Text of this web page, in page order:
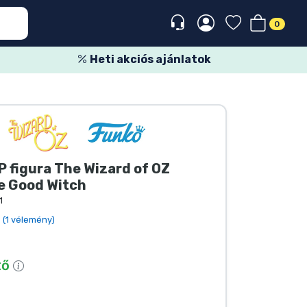
0
Heti akciós ajánlatok
figura The Wizard of OZ
Good Witch
(1 vélemény)